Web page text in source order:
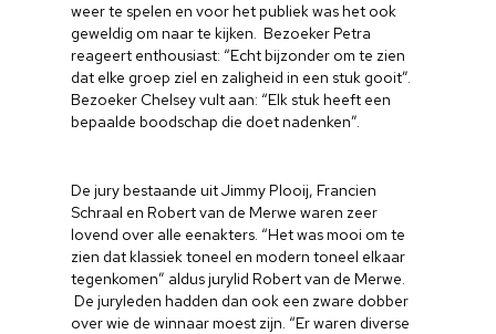
weer te spelen en voor het publiek was het ook
geweldig om naar te kijken. Bezoeker Petra
reageert enthousiast: “Echt bijzonder om te zien
dat elke groep ziel en zaligheid in een stuk gooit”.
Bezoeker Chelsey vult aan: “Elk stuk heeft een
bepaalde boodschap die doet nadenken”.
De jury bestaande uit Jimmy Plooij, Francien
Schraal en Robert van de Merwe waren zeer
lovend over alle eenakters. “Het was mooi om te
zien dat klassiek toneel en modern toneel elkaar
tegenkomen” aldus jurylid Robert van de Merwe.
De juryleden hadden dan ook een zware dobber
over wie de winnaar moest zijn. “Er waren diverse